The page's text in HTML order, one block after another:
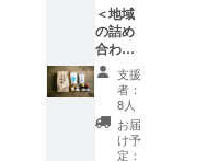
お選び
いただ
けませ
ん。 ※
支援
時、必
ず備考
欄にご
希望の
ジで
す。 ※
内容が
変更に
なる場
合があ
りま
す。 ※
しょう
ゆの花
房 もろ
みみそ
（兵庫
県豊岡
市）
ー能
掲載さ
せてい
ただき
ます。
・お礼
のメー
ルに加
えて、
ご来店
＜地域
の詰め
合わせ
をお届
けで応
援コー
ス＞ ・
伝所鳩
から感
支援
者：
8人
お届
け予
定：